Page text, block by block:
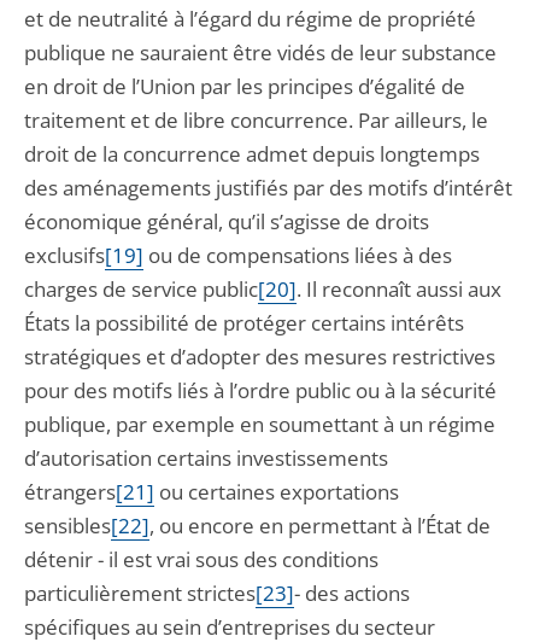
et de neutralité à l’égard du régime de propriété
publique ne sauraient être vidés de leur substance
en droit de l’Union par les principes d’égalité de
traitement et de libre concurrence. Par ailleurs, le
droit de la concurrence admet depuis longtemps
des aménagements justifiés par des motifs d’intérêt
économique général, qu’il s’agisse de droits
exclusifs[19] ou de compensations liées à des
charges de service public[20]. Il reconnaît aussi aux
États la possibilité de protéger certains intérêts
stratégiques et d’adopter des mesures restrictives
pour des motifs liés à l’ordre public ou à la sécurité
publique, par exemple en soumettant à un régime
d’autorisation certains investissements
étrangers[21] ou certaines exportations
sensibles[22], ou encore en permettant à l’État de
détenir - il est vrai sous des conditions
particulièrement strictes[23]- des actions
spécifiques au sein d’entreprises du secteur